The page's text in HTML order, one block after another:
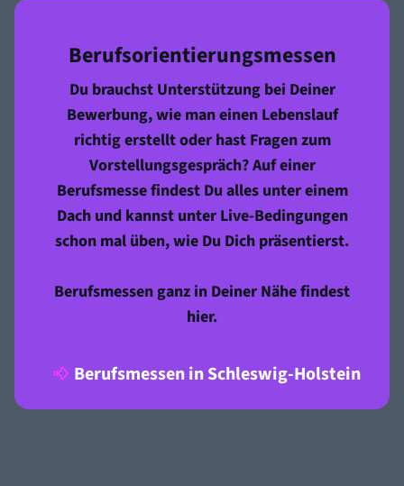
Berufsorientierungsmessen
Du brauchst Unterstützung bei Deiner
Bewerbung, wie man einen Lebenslauf
richtig erstellt oder hast Fragen zum
Vorstellungsgespräch? Auf einer
Berufsmesse findest Du alles unter einem
Dach und kannst unter Live-Bedingungen
schon mal üben, wie Du Dich präsentierst.
Berufsmessen ganz in Deiner Nähe findest
hier.
Berufsmessen in Schleswig-Holstein